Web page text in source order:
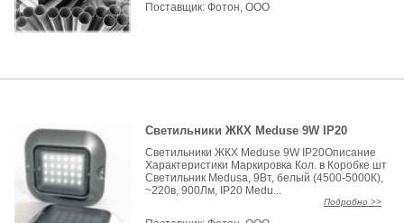
Поставщик:Фотон, ООО
Светильники ЖКХ Meduse 9W IP20
Светильники ЖКХ Meduse 9W IP20Описание
Характеристики Маркировка Кол. в Коробке шт
Светильник Medusa, 9Вт, белый (4500-5000К),
~220в, 900Лм, IP20 Medu...
Подробно >>